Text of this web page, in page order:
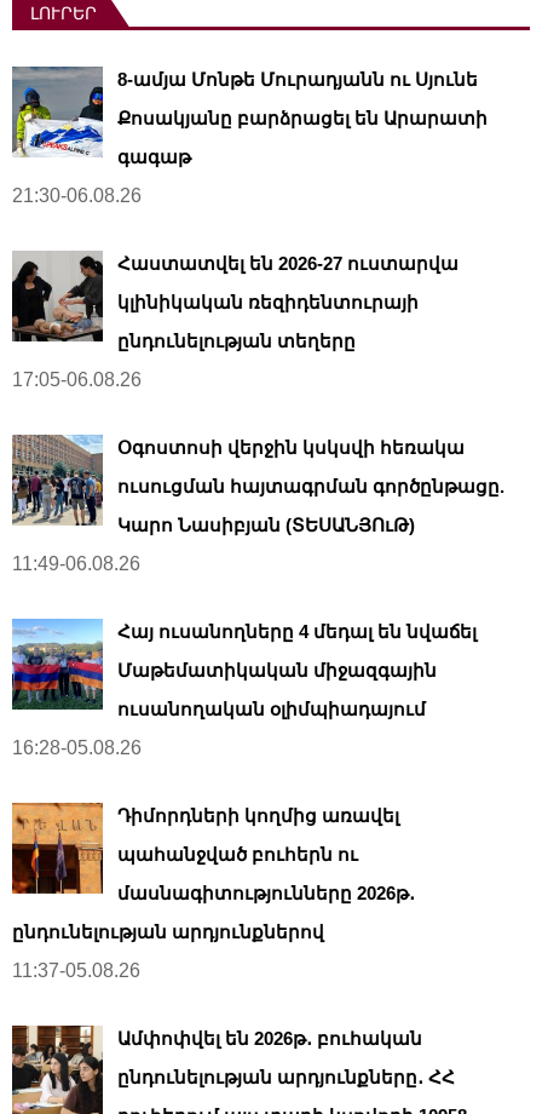
ԼՈՒՐԵՐ
8-ամյա Մոնթե Մուրադյանն ու Սյունե
Քոսակյանը բարձրացել են Արարատի
գագաթ
21:30-06.08.26
Հաստատվել են 2026-27 ուստարվա
կլինիկական ռեզիդենտուրայի
ընդունելության տեղերը
17:05-06.08.26
Օգոստոսի վերջին կսկսվի հեռակա
ուսուցման հայտագրման գործընթացը.
Կարո Նասիբյան (ՏԵՍԱՆՅՈւԹ)
11:49-06.08.26
Հայ ուսանողները 4 մեդալ են նվաճել
Մաթեմատիկական միջազգային
ուսանողական օլիմպիադայում
16:28-05.08.26
Դիմորդների կողմից առավել
պահանջված բուհերն ու
մասնագիտությունները 2026թ․
ընդունելության արդյունքներով
11:37-05.08.26
Ամփոփվել են 2026թ․ բուհական
ընդունելության արդյունքները․ ՀՀ